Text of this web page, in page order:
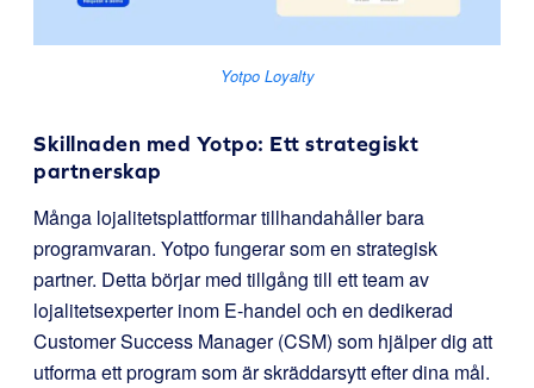
Yotpo Loyalty
Skillnaden med Yotpo: Ett strategiskt
partnerskap
Många lojalitetsplattformar tillhandahåller bara
programvaran. Yotpo fungerar som en strategisk
partner. Detta börjar med tillgång till ett team av
lojalitetsexperter inom E-handel och en dedikerad
Customer Success Manager (CSM) som hjälper dig att
utforma ett program som är skräddarsytt efter dina mål.